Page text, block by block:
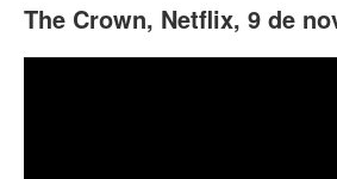
The Crown, Netflix, 9 de